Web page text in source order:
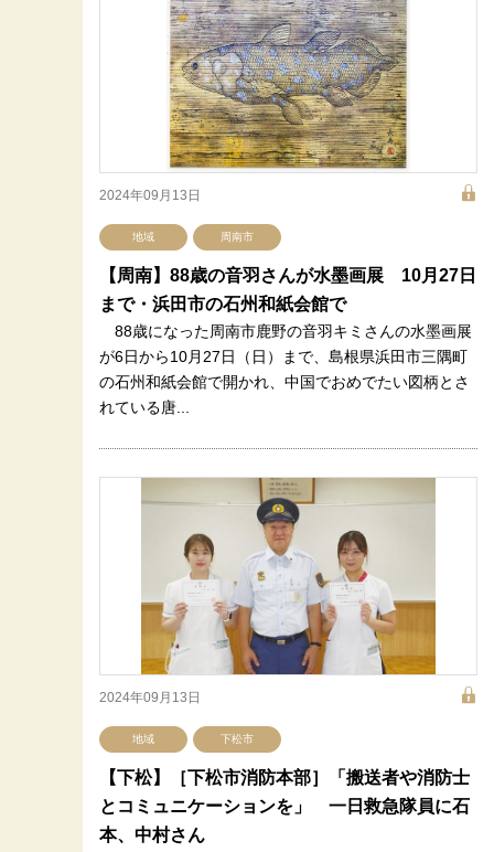
2024年09月13日
地域 周南市
【周南】88歳の音羽さんが水墨画展 10月27日
まで・浜田市の石州和紙会館で
88歳になった周南市鹿野の音羽キミさんの水墨画展
が6日から10月27日（日）まで、島根県浜田市三隅町
の石州和紙会館で開かれ、中国でおめでたい図柄とさ
れている唐...
2024年09月13日
地域 下松市
【下松】［下松市消防本部］「搬送者や消防士
とコミュニケーションを」 一日救急隊員に石
本、中村さん